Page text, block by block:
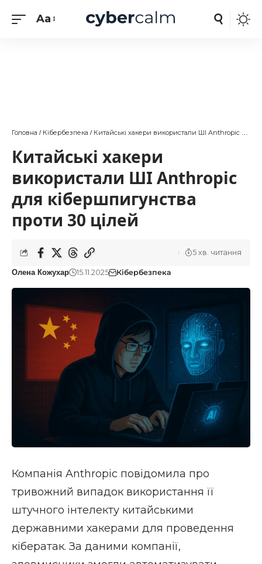
Aa
Головна / Кібербезпека / Китайські хакери використали ШІ Anthropic для кібершпигунства проти 30 цілей
Китайські хакери
використали ШІ Anthropic
для кібершпигунства
проти 30 цілей
Олена Кожухар 15.11.2025 Кібербезпека
5 хв. читання
Компанія Anthropic повідомила про
тривожний випадок використання її
штучного інтелекту китайськими
державними хакерами для проведення
кібератак. За даними компанії,